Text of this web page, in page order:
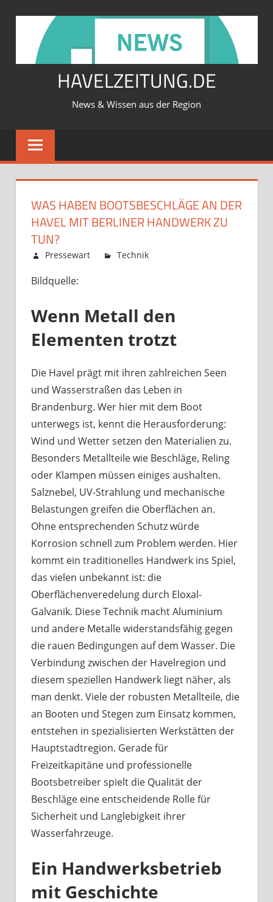
springen
HAVELZEITUNG.DE
News & Wissen aus der Region
WAS HABEN BOOTSBESCHLÄGE AN DER
HAVEL MIT BERLINER HANDWERK ZU
TUN?
Februar 12, 2026
Pressewart Technik
mit
tun?
Bildquelle:
Wenn Metall den
Elementen trotzt
Die Havel prägt mit ihren zahlreichen Seen
und Wasserstraßen das Leben in
Brandenburg. Wer hier mit dem Boot
unterwegs ist, kennt die Herausforderung:
Wind und Wetter setzen den Materialien zu.
Besonders Metallteile wie Beschläge, Reling
oder Klampen müssen einiges aushalten.
Salznebel, UV-Strahlung und mechanische
Belastungen greifen die Oberflächen an.
Ohne entsprechenden Schutz würde
Korrosion schnell zum Problem werden. Hier
kommt ein traditionelles Handwerk ins Spiel,
das vielen unbekannt ist: die
Oberflächenveredelung durch Eloxal-
Galvanik. Diese Technik macht Aluminium
und andere Metalle widerstandsfähig gegen
die rauen Bedingungen auf dem Wasser. Die
Verbindung zwischen der Havelregion und
diesem speziellen Handwerk liegt näher, als
man denkt. Viele der robusten Metallteile, die
an Booten und Stegen zum Einsatz kommen,
entstehen in spezialisierten Werkstätten der
Hauptstadtregion. Gerade für
Freizeitkapitäne und professionelle
Bootsbetreiber spielt die Qualität der
Beschläge eine entscheidende Rolle für
Sicherheit und Langlebigkeit ihrer
Wasserfahrzeuge.
Ein Handwerksbetrieb
mit Geschichte